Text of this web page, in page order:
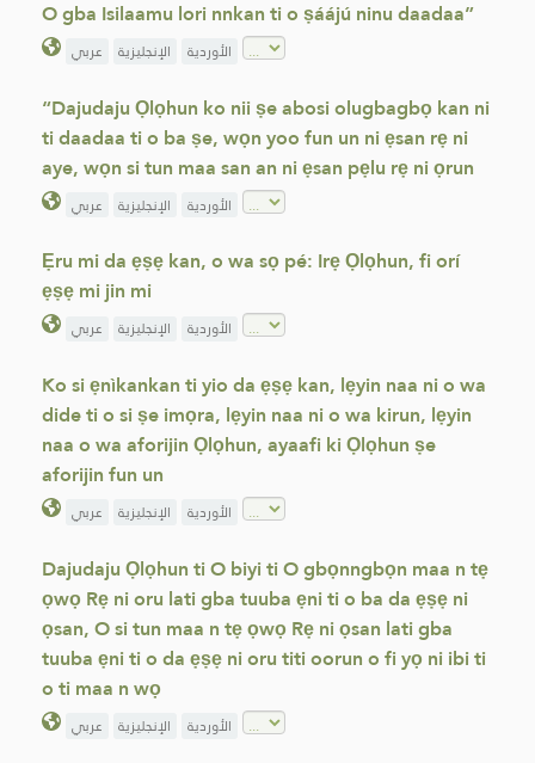
O gba Isilaamu lori nnkan ti o ṣáájú ninu daadaa”
عربي الإنجليزية الأوردية
“Dajudaju Ọlọhun ko nii ṣe abosi olugbagbọ kan ni
ti daadaa ti o ba ṣe, wọn yoo fun un ni ẹsan rẹ ni
aye, wọn si tun maa san an ni ẹsan pẹlu rẹ ni ọrun
عربي الإنجليزية الأوردية
Ẹru mi da ẹṣẹ kan, o wa sọ pé: Irẹ Ọlọhun, fi orí
ẹṣẹ mi jin mi
عربي الإنجليزية الأوردية
Ko si ẹnìkankan ti yio da ẹṣẹ kan, lẹyin naa ni o wa
dide ti o si ṣe imọra, lẹyin naa ni o wa kirun, lẹyin
naa o wa aforijin Ọlọhun, ayaafi ki Ọlọhun ṣe
aforijin fun un
عربي الإنجليزية الأوردية
Dajudaju Ọlọhun ti O biyi ti O gbọnngbọn maa n tẹ
ọwọ Rẹ ni oru lati gba tuuba ẹni ti o ba da ẹṣẹ ni
ọsan, O si tun maa n tẹ ọwọ Rẹ ni ọsan lati gba
tuuba ẹni ti o da ẹṣẹ ni oru titi oorun o fi yọ ni ibi ti
o ti maa n wọ
عربي الإنجليزية الأوردية